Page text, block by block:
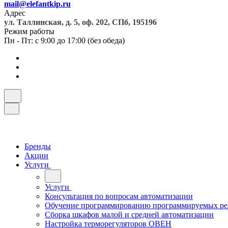
mail@elefantkip.ru
Адрес
ул. Таллинская, д. 5, оф. 202, СПб, 195196
Режим работы
Пн - Пт: с 9:00 до 17:00 (без обеда)
Бренды
Акции
Услуги
Услуги
Консультация по вопросам автоматизации
Обучение программированию программируемых
Сборка шкафов малой и средней автоматизации
Настройка терморегуляторов ОВЕН